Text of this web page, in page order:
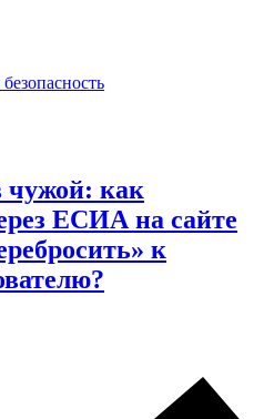
чужой: как
ЕСИА на сайте
к